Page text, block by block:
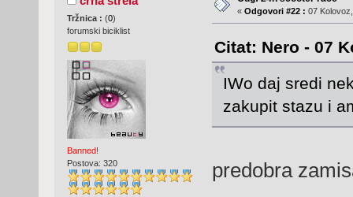
Tržnica : (0)
forumski biciklist
Banned!
Postova: 320
« Odgovori #22 : 07
Citat: Nero - 07
IWo daj sredi
zakupit stazu i
predobra